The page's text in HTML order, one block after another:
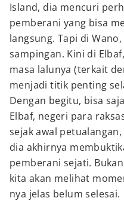
Island, dia mencuri
pemberani yang bisa
langsung. Tapi di
sampingan. Kini di
masa lalunya (terkait
menjadi titik penting
Dengan begitu, bisa
Elbaf, negeri para
sejak awal petualangan,
dia akhirnya
pemberani sejati.
kita akan melihat
nya jelas belum selesai.